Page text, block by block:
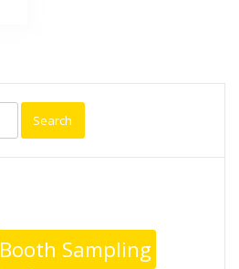
Search
Booth Sampling